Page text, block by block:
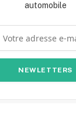
automobile